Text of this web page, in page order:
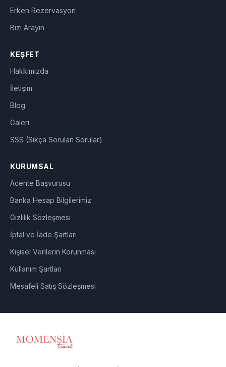
Erken Rezervasyon
Bizi Arayın
KEŞFET
Hakkımızda
İletişim
Blog
Galeri
SSS (Sıkça Sorulan Sorular)
KURUMSAL
Acente Başvurusu
Banka Hesap Bilgilerimiz
Gizlilik Sözleşmesi
İptal ve İade Şartları
Kişisel Verilerin Korunması
Kullanım Şartları
Mesafeli Satış Sözleşmesi